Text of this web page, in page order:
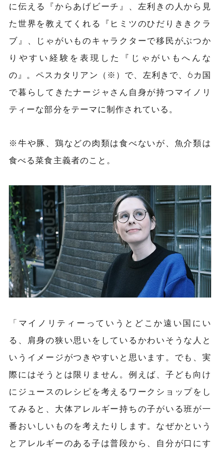
に伝える『からあげビーチ』、左利きの人から見
た世界を教えてくれる『ヒミツのひだりききクラ
ブ』、じゃがいものキャラクターで移民がぶつか
りやすい経験を表現した『じゃがいもへんな
の』。ペスカタリアン（※）で、左利きで、6カ国
で暮らしてきたナージャさん自身が持つマイノリ
ティーな部分をテーマに制作されている。
※ 牛や豚、鶏などの肉類は食べないが、魚介類は
食べる菜食主義者のこと。
「マイノリティーっていうとどこか遠い国にい
る、肩身の狭い思いをしているかわいそうな人と
いうイメージがつきやすいと思います。でも、実
際にはそうとは限りません。例えば、子ども向け
にジュースのレシピを考えるワークショップをし
てみると、大体アレルギー持ちの子がいる班が一
番おいしいものを考えたりします。なぜかという
とアレルギーのある子は普段から、自分が口にす